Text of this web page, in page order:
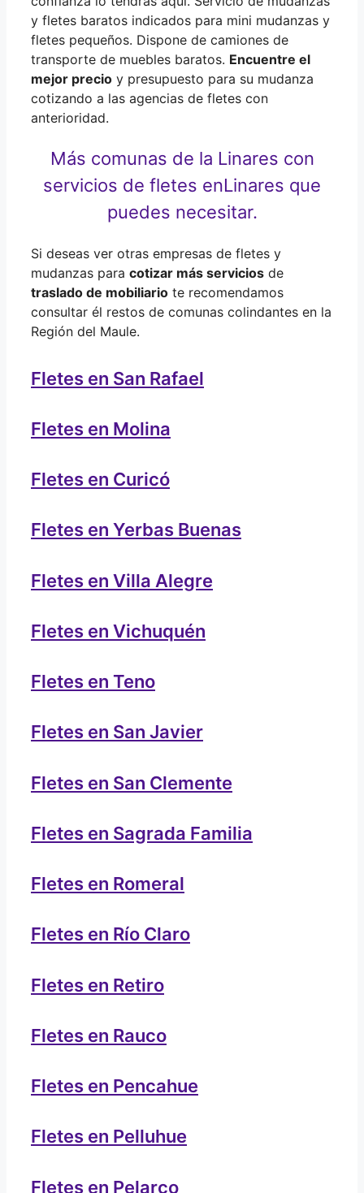
y fletes baratos indicados para mini mudanzas y
fletes pequeños. Dispone de camiones de
transporte de muebles baratos. Encuentre el
mejor precio y presupuesto para su mudanza
cotizando a las agencias de fletes con
anterioridad.
Más comunas de la Linares con
servicios de fletes enLinares que
puedes necesitar.
Si deseas ver otras empresas de fletes y
mudanzas para cotizar más servicios de
traslado de mobiliario te recomendamos
consultar él restos de comunas colindantes en la
Región del Maule.
Fletes en San Rafael
Fletes en Molina
Fletes en Curicó
Fletes en Yerbas Buenas
Fletes en Villa Alegre
Fletes en Vichuquén
Fletes en Teno
Fletes en San Javier
Fletes en San Clemente
Fletes en Sagrada Familia
Fletes en Romeral
Fletes en Río Claro
Fletes en Retiro
Fletes en Rauco
Fletes en Pencahue
Fletes en Pelluhue
Fletes en Pelarco